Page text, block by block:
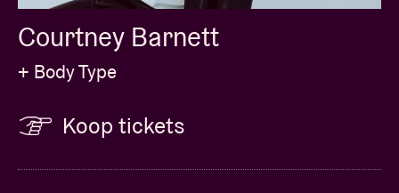
Courtney Barnett
+ Body Type
Koop tickets